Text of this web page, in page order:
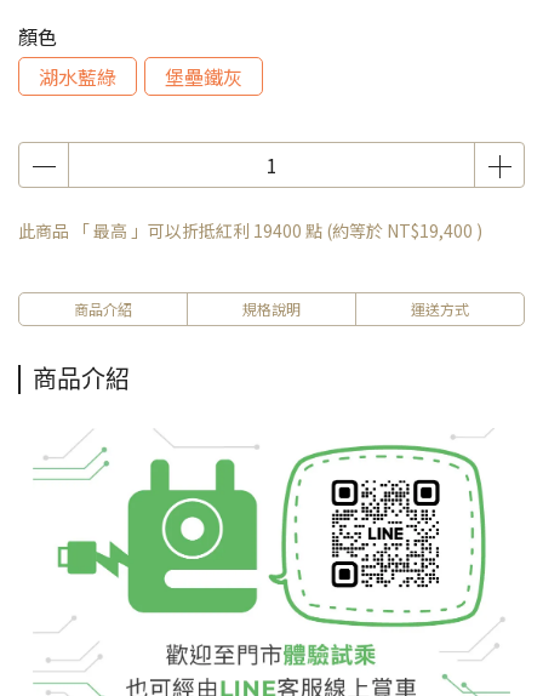
顏色
湖水藍綠
堡壘鐵灰
此商品 「 最高 」可以折抵紅利 19400 點 (約等於 NT$19,400 )
商品介紹 規格說明 運送方式
商品介紹